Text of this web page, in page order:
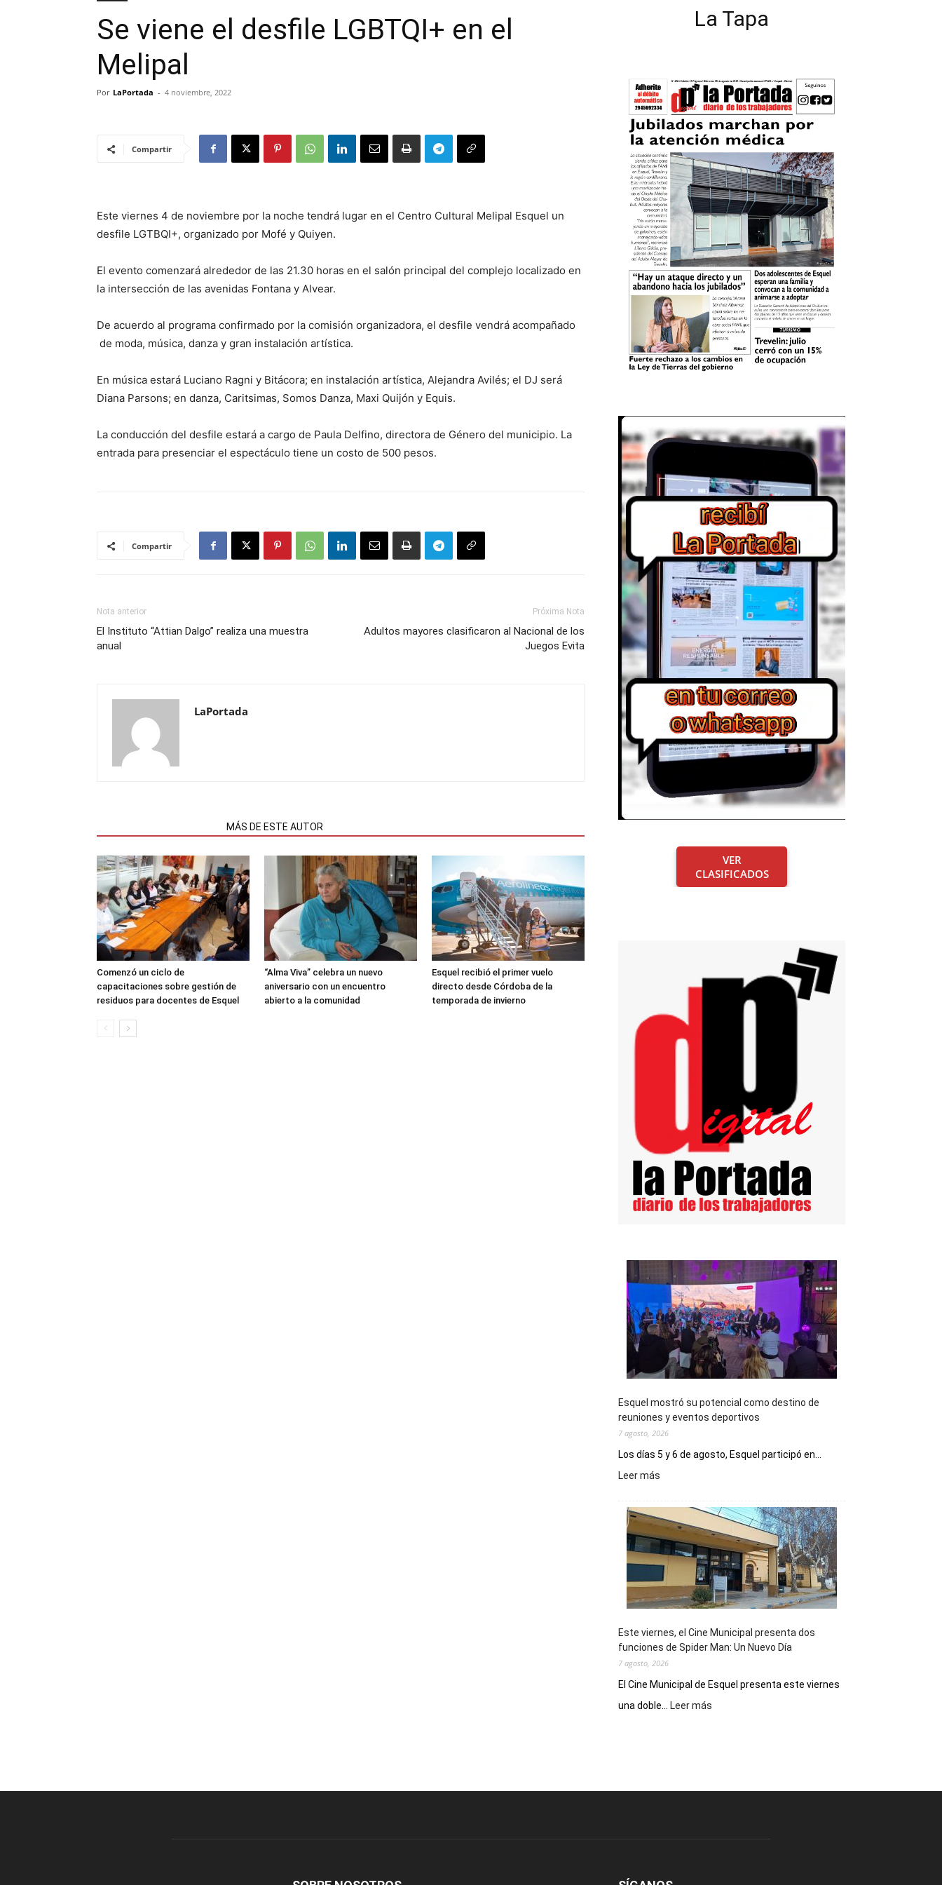
Se viene el desfile LGBTQI+ en el
Melipal
Por LaPortada - 4 noviembre, 2022
Compartir
Este viernes 4 de noviembre por la noche tendrá lugar en el Centro Cultural Melipal Esquel un
desfile LGTBQI+, organizado por Mofé y Quiyen.
El evento comenzará alrededor de las 21.30 horas en el salón principal del complejo localizado en
la intersección de las avenidas Fontana y Alvear.
De acuerdo al programa confirmado por la comisión organizadora, el desfile vendrá acompañado
de moda, música, danza y gran instalación artística.
En música estará Luciano Ragni y Bitácora; en instalación artística, Alejandra Avilés; el DJ será
Diana Parsons; en danza, Caritsimas, Somos Danza, Maxi Quijón y Equis.
La conducción del desfile estará a cargo de Paula Delfino, directora de Género del municipio. La
entrada para presenciar el espectáculo tiene un costo de 500 pesos.
Compartir
Nota anterior
El Instituto “Attian Dalgo” realiza una muestra
anual
Próxima Nota
Adultos mayores clasificaron al Nacional de los
Juegos Evita
LaPortada
MÁS DE ESTE AUTOR
Comenzó un ciclo de
capacitaciones sobre gestión de
residuos para docentes de Esquel
“Alma Viva” celebra un nuevo
aniversario con un encuentro
abierto a la comunidad
Esquel recibió el primer vuelo
directo desde Córdoba de la
temporada de invierno
La Tapa
VER
CLASIFICADOS
Esquel mostró su potencial como destino de
reuniones y eventos deportivos
7 agosto, 2026
Los días 5 y 6 de agosto, Esquel participó en...
Leer más
su
potencial
como
destino
de
reuniones
y
deportivos
Este viernes, el Cine Municipal presenta dos
funciones de Spider Man: Un Nuevo Día
7 agosto, 2026
El Cine Municipal de Esquel presenta este viernes
una doble...
Leer más
presenta